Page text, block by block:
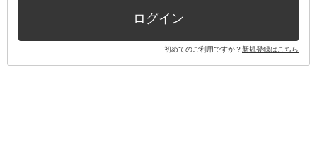
ログイン
初めてのご利用ですか？新規登録はこちら